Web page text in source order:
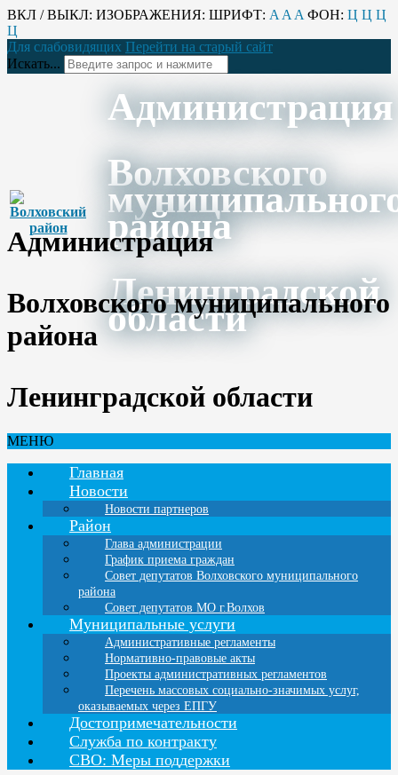
ВКЛ / ВЫКЛ: ИЗОБРАЖЕНИЯ: ШРИФТ: A A A ФОН: Ц Ц Ц
Ц
Для слабовидящих Перейти на старый сайт
Искать...
Администрация
Волховского
района
Ленинградской
области
Администрация
Волховского муниципального
района
Ленинградской области
МЕНЮ
Главная
Новости
Новости партнеров
Район
Глава администрации
График приема граждан
Совет депутатов Волховского муниципального
района
Совет депутатов МО г.Волхов
Муниципальные услуги
Административные регламенты
Нормативно-правовые акты
Проекты административных регламентов
Перечень массовых социально-значимых услуг,
оказываемых через ЕПГУ
Достопримечательности
Служба по контракту
СВО: Меры поддержки